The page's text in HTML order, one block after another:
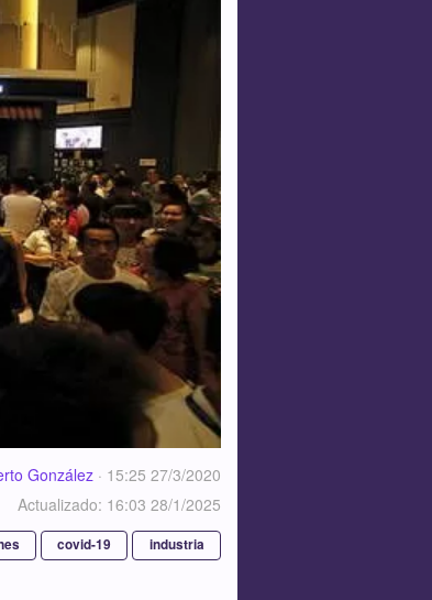
González · 15:25 27/3/2020
Actualizado: 16:03 28/1/2025
covid-19 industria